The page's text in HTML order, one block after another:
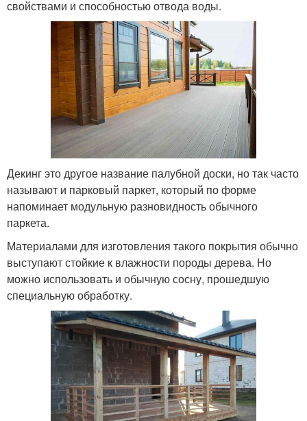
свойствами и способностью отвода воды.
Декинг это другое название палубной доски, но так часто
называют и парковый паркет, который по форме
напоминает модульную разновидность обычного
паркета.
Материалами для изготовления такого покрытия обычно
выступают стойкие к влажности породы дерева. Но
можно использовать и обычную сосну, прошедшую
специальную обработку.